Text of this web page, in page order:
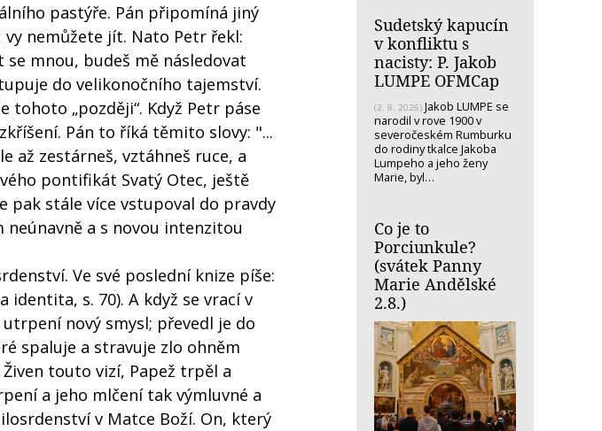
pastýře. Pán připomíná jiný
nemůžete jít. Nato Petr řekl:
se mnou, budeš mě následovat
do velikonočního tajemství.
tohoto „později“. Když Petr páse
Pán to říká těmito slovy: "...
až zestárneš, vztáhneš ruce, a
pontifikát Svatý Otec, ještě
pak stále více vstupoval do pravdy
a s novou intenzitou
Ve své poslední knize píše:
identita, s. 70). A když se vrací v
nový smysl; převedl je do
spaluje a stravuje zlo ohněm
touto vizí, Papež trpěl a
a jeho mlčení tak výmluvné a
v Matce Boží. On, který
Sudetský kapucín
v konfliktu s
nacisty: P. Jakob
LUMPE OFMCap
(2. 8. 2026) Jakob LUMPE se
narodil v rove 1900 v
severočeském Rumburku
do rodiny tkalce Jakoba
Lumpeho a jeho ženy
Marie, byl…
Co je to
Porciunkule?
(svátek Panny
Marie Andělské
2.8.)